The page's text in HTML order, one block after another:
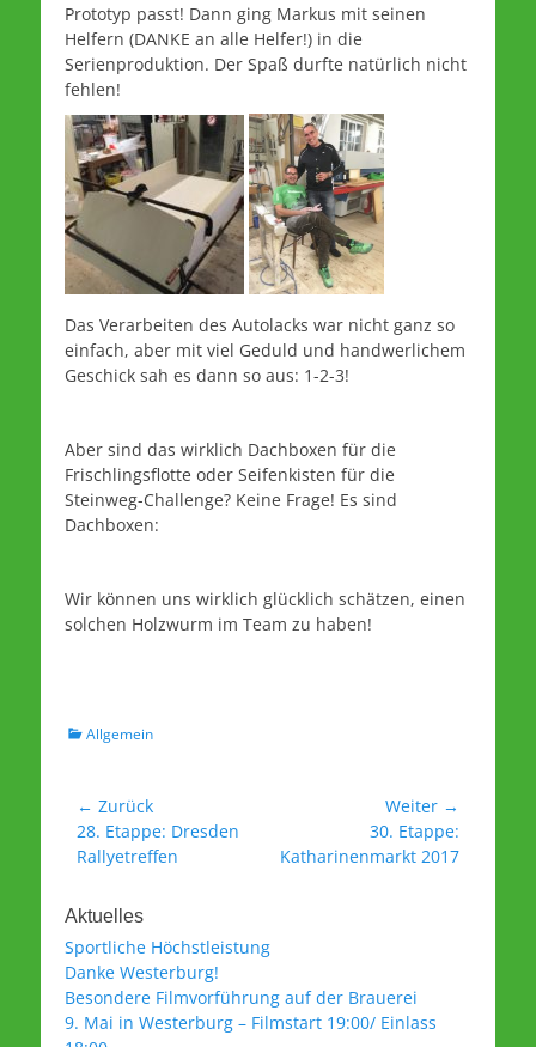
Prototyp passt! Dann ging Markus mit seinen
Helfern (DANKE an alle Helfer!) in die
Serienproduktion. Der Spaß durfte natürlich nicht
fehlen!
Das Verarbeiten des Autolacks war nicht ganz so
einfach, aber mit viel Geduld und handwerlichem
Geschick sah es dann so aus: 1-2-3!
Aber sind das wirklich Dachboxen für die
Frischlingsflotte oder Seifenkisten für die
Steinweg-Challenge? Keine Frage! Es sind
Dachboxen:
Wir können uns wirklich glücklich schätzen, einen
solchen Holzwurm im Team zu haben!
Kategorien
Allgemein
Beitrags-
Navigation
← Zurück
Vorheriger
Beitrag:
28. Etappe: Dresden
Rallyetreffen
Weiter →
Beitrag:
30. Etappe:
Katharinenmarkt 2017
Aktuelles
Sportliche Höchstleistung
Danke Westerburg!
Besondere Filmvorführung auf der Brauerei
9. Mai in Westerburg – Filmstart 19:00/ Einlass